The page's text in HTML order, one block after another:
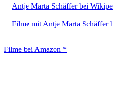
Antje Marta Schäffer bei
Filme mit Antje Marta Schäffer
Filme bei Amazon *